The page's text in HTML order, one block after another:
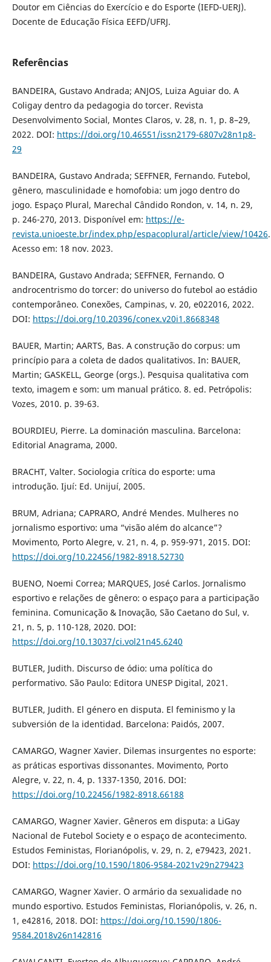
Doutor em Ciências do Exercício e do Esporte (IEFD-UERJ).
Docente de Educação Física EEFD/UFRJ.
Referências
BANDEIRA, Gustavo Andrada; ANJOS, Luiza Aguiar do. A
Coligay dentro da pedagogia do torcer. Revista
Desenvolvimento Social, Montes Claros, v. 28, n. 1, p. 8–29,
2022. DOI: https://doi.org/10.46551/issn2179-6807v28n1p8-
29
BANDEIRA, Gustavo Andrada; SEFFNER, Fernando. Futebol,
gênero, masculinidade e homofobia: um jogo dentro do
jogo. Espaço Plural, Marechal Cândido Rondon, v. 14, n. 29,
p. 246-270, 2013. Disponível em: https://e-
revista.unioeste.br/index.php/espacoplural/article/view/10426.
Acesso em: 18 nov. 2023.
BANDEIRA, Gustavo Andrada; SEFFNER, Fernando. O
androcentrismo do torcer: do universo do futebol ao estádio
contemporâneo. Conexões, Campinas, v. 20, e022016, 2022.
DOI: https://doi.org/10.20396/conex.v20i1.8668348
BAUER, Martin; AARTS, Bas. A construção do corpus: um
princípio para a coleta de dados qualitativos. In: BAUER,
Martin; GASKELL, George (orgs.). Pesquisa qualitativa com
texto, imagem e som: um manual prático. 8. ed. Petrópolis:
Vozes, 2010. p. 39-63.
BOURDIEU, Pierre. La dominación masculina. Barcelona:
Editorial Anagrama, 2000.
BRACHT, Valter. Sociologia crítica do esporte: uma
introdução. Ijuí: Ed. Unijuí, 2005.
BRUM, Adriana; CAPRARO, André Mendes. Mulheres no
jornalismo esportivo: uma “visão além do alcance”?
Movimento, Porto Alegre, v. 21, n. 4, p. 959-971, 2015. DOI:
https://doi.org/10.22456/1982-8918.52730
BUENO, Noemi Correa; MARQUES, José Carlos. Jornalismo
esportivo e relações de gênero: o espaço para a participação
feminina. Comunicação & Inovação, São Caetano do Sul, v.
21, n. 5, p. 110-128, 2020. DOI:
https://doi.org/10.13037/ci.vol21n45.6240
BUTLER, Judith. Discurso de ódio: uma política do
performativo. São Paulo: Editora UNESP Digital, 2021.
BUTLER, Judith. El género en disputa. El feminismo y la
subversión de la identidad. Barcelona: Paidós, 2007.
CAMARGO, Wagner Xavier. Dilemas insurgentes no esporte:
as práticas esportivas dissonantes. Movimento, Porto
Alegre, v. 22, n. 4, p. 1337-1350, 2016. DOI:
https://doi.org/10.22456/1982-8918.66188
CAMARGO, Wagner Xavier. Gêneros em disputa: a LiGay
Nacional de Futebol Society e o espaço de acontecimento.
Estudos Feministas, Florianópolis, v. 29, n. 2, e79423, 2021.
DOI: https://doi.org/10.1590/1806-9584-2021v29n279423
CAMARGO, Wagner Xavier. O armário da sexualidade no
mundo esportivo. Estudos Feministas, Florianópolis, v. 26, n.
1, e42816, 2018. DOI: https://doi.org/10.1590/1806-
9584.2018v26n142816